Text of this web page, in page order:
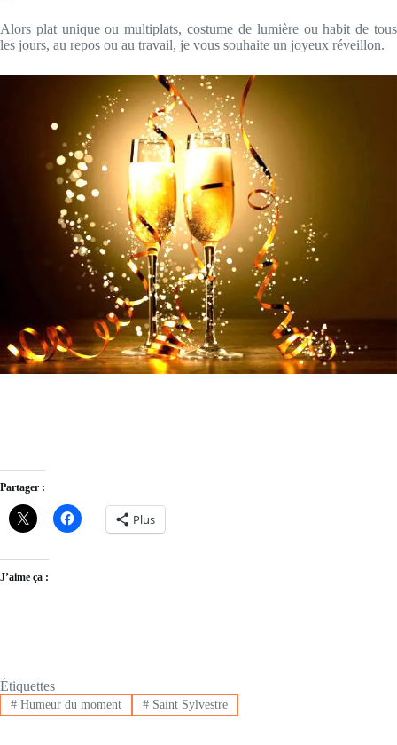
Alors plat unique ou multiplats, costume de lumière ou habit de tous
les jours, au repos ou au travail, je vous souhaite un joyeux réveillon.
Partager :
Plus
J’aime ça :
Étiquettes
#Humeur du moment #Saint Sylvestre